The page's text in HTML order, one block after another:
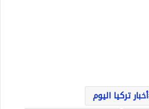
أخبار تركيا اليوم